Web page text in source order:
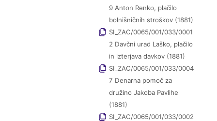
9 Anton Renko, plačilo
bolnišničnih stroškov (1881)
SI_ZAC/0065/001/033/0001
2 Davčni urad Laško, plačilo
in izterjava davkov (1881)
SI_ZAC/0065/001/033/0004
7 Denarna pomoč za
družino Jakoba Pavlihe
(1881)
SI_ZAC/0065/001/033/0002